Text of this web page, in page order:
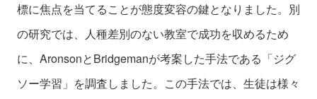
標に焦点を当てることが態度変容の鍵となりました。別
の研究では、人種差別のない教室で成功を収めるため
に、AronsonとBridgemanが考案した手法である「ジグ
ソー学習」を調査しました。この手法では、生徒は様々